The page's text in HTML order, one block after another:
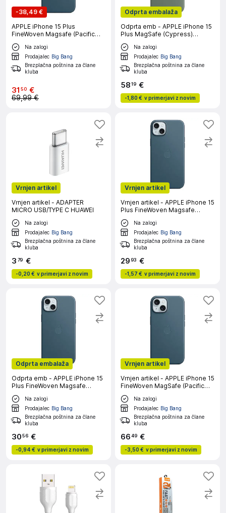
-38,49 €
APPLE iPhone 15 Plus
FineWoven Magsafe (Pacific
Blue) ovitek
Na zalogi
Prodajalec Big Bang
Brezplačna poštnina za člane
kluba
31 50 €
69,99 €
Odprta embalaža
Odprta emb - APPLE iPhone 15
Plus MagSafe (Cypress)
silikonski ovitek
Na zalogi
Prodajalec Big Bang
Brezplačna poštnina za člane
kluba
5819 €
-1,80 € v primerjavi z novim
Vrnjen artikel
Vrnjen artikel - ADAPTER
MICRO USB/TYPE C HUAWEI
Na zalogi
Prodajalec Big Bang
Brezplačna poštnina za člane
kluba
3 79 €
-0,20 € v primerjavi z novim
Vrnjen artikel
Vrnjen artikel - APPLE iPhone 15
Plus FineWoven Magsafe
(Pacific Blue) ovitek
Na zalogi
Prodajalec Big Bang
Brezplačna poštnina za člane
kluba
2993 €
-1,57 € v primerjavi z novim
Odprta embalaža
Odprta emb - APPLE iPhone 15
Plus FineWoven Magsafe
(Pacific Blue) ovitek
Na zalogi
Prodajalec Big Bang
Brezplačna poštnina za člane
kluba
3056 €
-0,94 € v primerjavi z novim
Vrnjen artikel
Vrnjen artikel - APPLE iPhone 15
FineWoven MagSafe (Pacific
Blue) ovitek
Na zalogi
Prodajalec Big Bang
Brezplačna poštnina za člane
kluba
6649 €
-3,50 € v primerjavi z novim